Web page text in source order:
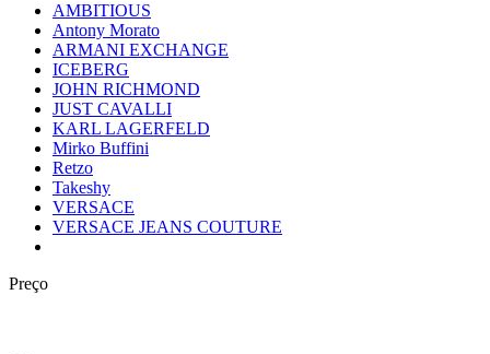
AMBITIOUS
Antony Morato
ARMANI EXCHANGE
ICEBERG
JOHN RICHMOND
JUST CAVALLI
KARL LAGERFELD
Mirko Buffini
Retzo
Takeshy
VERSACE
VERSACE JEANS COUTURE
Preço